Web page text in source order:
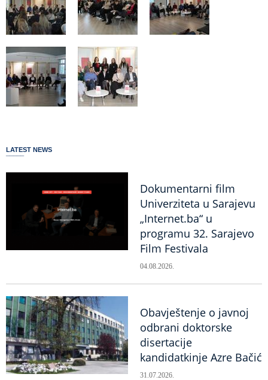
LATEST NEWS
Dokumentarni film
Univerziteta u Sarajevu
„Internet.ba“ u
programu 32. Sarajevo
Film Festivala
04.08.2026.
Obavještenje o javnoj
odbrani doktorske
disertacije
kandidatkinje Azre Bačić
31.07.2026.